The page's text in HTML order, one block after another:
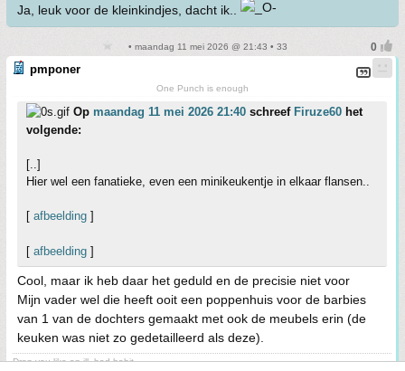
Ja, leuk voor de kleinkindjes, dacht ik..
• maandag 11 mei 2026 @ 21:43 • 33
pmponer
One Punch is enough
Op maandag 11 mei 2026 21:40 schreef Firuze60 het
volgende:
[..]
Hier wel een fanatieke, even een minikeukentje in elkaar flansen..
[ afbeelding ]
[ afbeelding ]
Cool, maar ik heb daar het geduld en de precisie niet voor
Mijn vader wel die heeft ooit een poppenhuis voor de barbies
van 1 van de dochters gemaakt met ook de meubels erin (de
keuken was niet zo gedetailleerd als deze).
Drop you like an ill, bad habit